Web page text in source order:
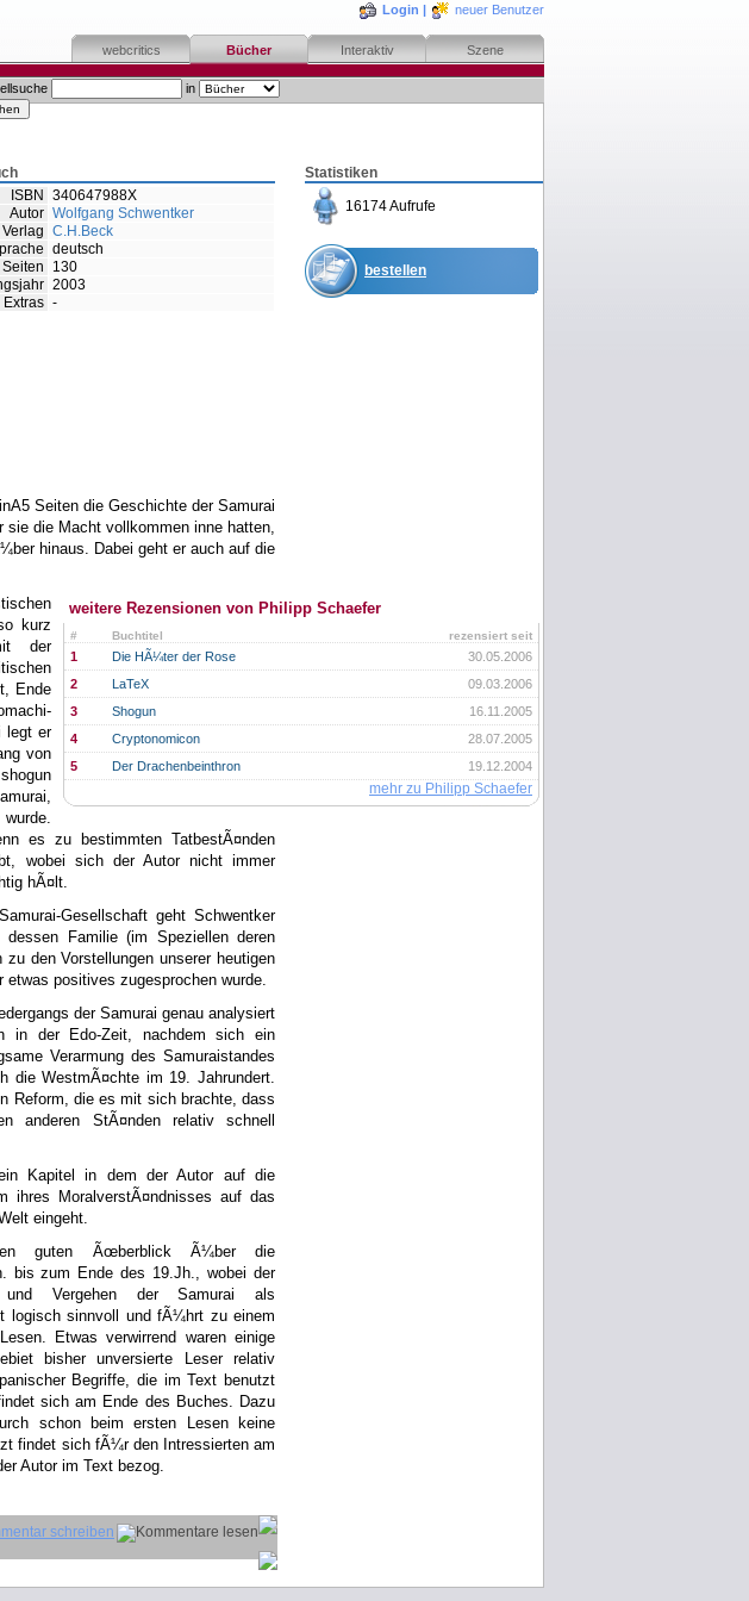
Login | neuer Benutzer
webcritics Bücher Interaktiv Szene
in
Statistiken
16174 Aufrufe
bestellen
ISBN
340647988X
Autor Wolfgang Schwentker
Verlag C.H.Beck
deutsch
Seiten
130
2003
Extras -
Seiten die Geschichte der Samurai
die Macht vollkommen inne hatten,
hinaus. Dabei geht er auch auf die
weitere Rezensionen von Philipp Schaefer
# rezensiert seit
Buchtitel
1 30.05.2006
Die HÃ¼ter der Rose
2
09.03.2006
LaTeX
3
16.11.2005
Shogun
4
28.07.2005
Cryptonomicon
5
19.12.2004
Der Drachenbeinthron
mehr zu Philipp Schaefer
kurz
der
Ende
legt er
von
es zu bestimmten TatbestÃ¤nden
wobei sich der Autor nicht immer
hÃ¤lt.
Gesellschaft geht Schwentker
Familie (im Speziellen deren
den Vorstellungen unserer heutigen
positives zugesprochen wurde.
der Samurai genau analysiert
in der Edo-Zeit, nachdem sich ein
Verarmung des Samuraistandes
die WestmÃ¤chte im 19. Jahrundert.
Reform, die es mit sich brachte, dass
anderen StÃ¤nden relativ schnell
Kapitel in dem der Autor auf die
ihres MoralverstÃ¤ndnisses auf das
eingeht.
guten Ãœberblick Ã¼ber die
bis zum Ende des 19.Jh., wobei der
Vergehen der Samurai als
logisch sinnvoll und fÃ¼hrt zu einem
Etwas verwirrend waren einige
bisher unversierte Leser relativ
Begriffe, die im Text benutzt
sich am Ende des Buches. Dazu
schon beim ersten Lesen keine
findet sich fÃ¼r den Intressierten am
Autor im Text bezog.